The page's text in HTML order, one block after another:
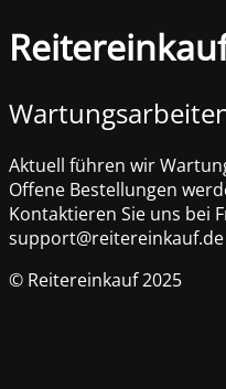
Aktuell führen wir
Offene Bestellungen
Kontaktieren Sie uns bei
support@reitereinkauf.de
© Reitereinkauf 2025